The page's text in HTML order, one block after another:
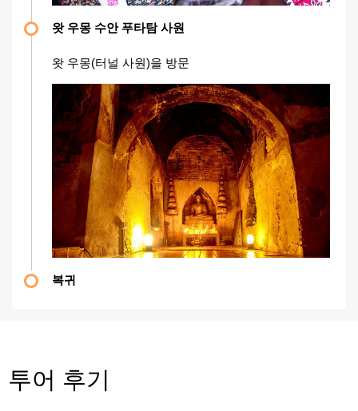
왓 우몽 수안 푸타탐 사원
왓 우몽(터널 사원)을 방문
복귀
투어 후기